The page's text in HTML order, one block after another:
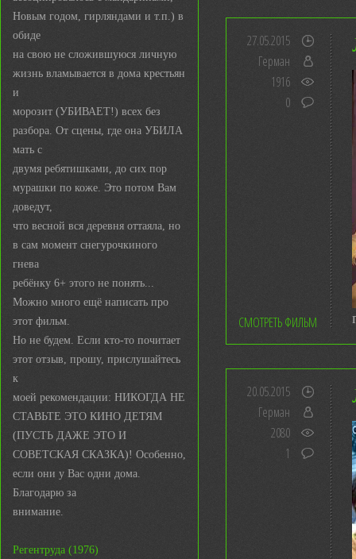
Новым годом, гирляндами и т.п.) в
обиде
на свою не сложившуюся личную
жизнь вламывается в дома крестьян
и
морозит (УБИВАЕТ!) всех без
разбора. От сцены, где она УБИЛА
мать с
двумя ребятишками, до сих пор
мурашки по коже. Это потом Вам
доведут,
что весной вся деревня оттаяла, но
в сам момент снегурочкиного
гнева
ребёнку 6+ этого не понять...
Можно много ещё написать про
этот фильм.
Но не будем. Если кто-то почитает
этот отзыв, прошу, прислушайтесь
к
моей рекомендации: НИКОГДА НЕ
СТАВЬТЕ ЭТО КИНО ДЕТЯМ
(ПУСТЬ ДАЖЕ ЭТО И
СОВЕТСКАЯ СКАЗКА)! Особенно,
если они у Вас одни дома.
Благодарю за
внимание.
Регентруда (1976)
27.05.2015
Герман
1916
0
СМОТРЕТЬ ФИЛЬМ
20.05.2015
Герман
2080
1